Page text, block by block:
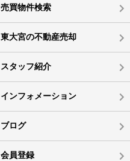
売買物件検索
東大宮の不動産売却
スタッフ紹介
インフォメーション
ブログ
会員登録